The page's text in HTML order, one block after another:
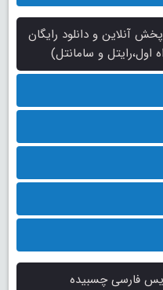
فارسی (پخش آنلاین و دانلود رایگان
اول،رایتل و سامانتل)